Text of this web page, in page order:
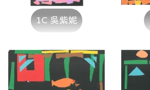
1C 吳紫妮